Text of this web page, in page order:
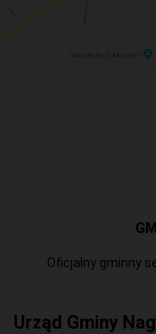
Oficjalny gminny
Urząd Gminy